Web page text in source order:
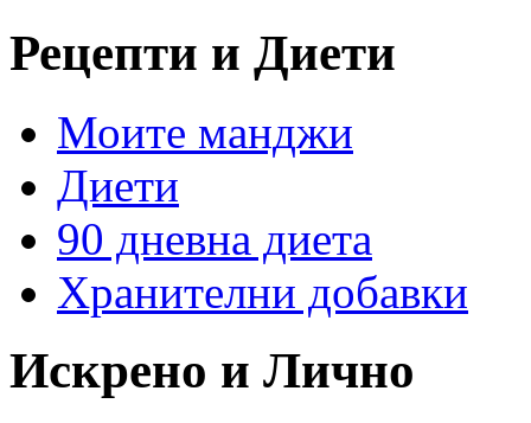
Рецепти и Диети
Моите манджи
Диети
90 дневна диета
Хранителни добавки
Искрено и Лично